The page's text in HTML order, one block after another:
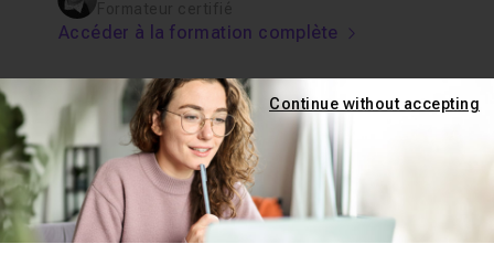
Accéder à la formation complète